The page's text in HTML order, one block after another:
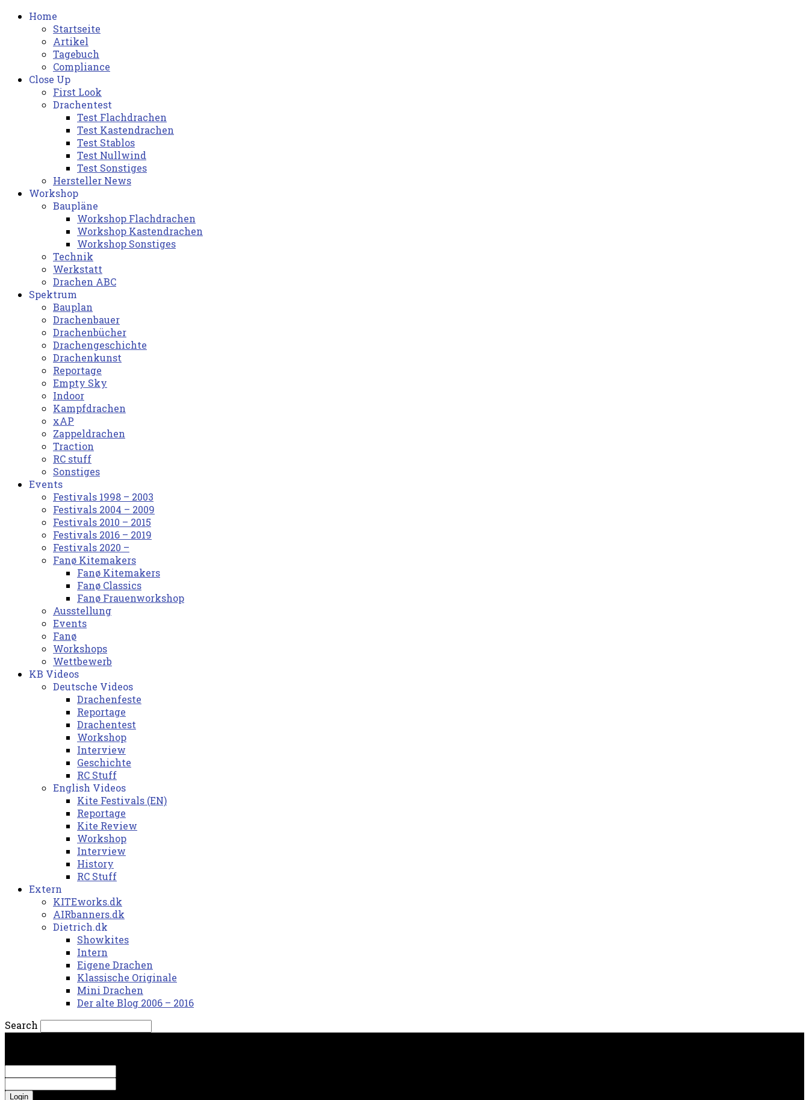
Home
Startseite
Artikel
Tagebuch
Compliance
Close Up
First Look
Drachentest
Test Flachdrachen
Test Kastendrachen
Test Stablos
Test Nullwind
Test Sonstiges
Hersteller News
Workshop
Baupläne
Workshop Flachdrachen
Workshop Kastendrachen
Workshop Sonstiges
Technik
Werkstatt
Drachen ABC
Spektrum
Bauplan
Drachenbauer
Drachenbücher
Drachengeschichte
Drachenkunst
Reportage
Empty Sky
Indoor
Kampfdrachen
xAP
Zappeldrachen
Traction
RC stuff
Sonstiges
Events
Festivals 1998 – 2003
Festivals 2004 – 2009
Festivals 2010 – 2015
Festivals 2016 – 2019
Festivals 2020 –
Fanø Kitemakers
Fanø Kitemakers
Fanø Classics
Fanø Frauenworkshop
Ausstellung
Events
Fanø
Workshops
Wettbewerb
KB Videos
Deutsche Videos
Drachenfeste
Reportage
Drachentest
Workshop
Interview
Geschichte
RC Stuff
English Videos
Kite Festivals (EN)
Reportage
Kite Review
Workshop
Interview
History
RC Stuff
Extern
KITEworks.dk
AIRbanners.dk
Dietrich.dk
Showkites
Intern
Eigene Drachen
Klassische Originale
Mini Drachen
Der alte Blog 2006 – 2016
Search